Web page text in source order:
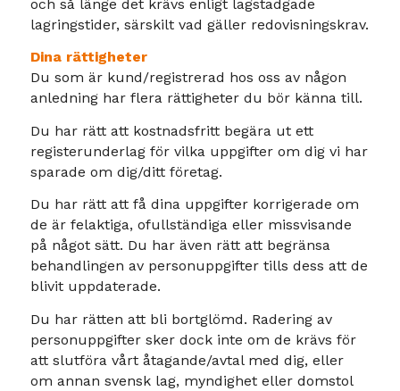
och så länge det krävs enligt lagstadgade
lagringstider, särskilt vad gäller redovisningskrav.
Dina rättigheter
Du som är kund/registrerad hos oss av någon
anledning har flera rättigheter du bör känna till.
Du har rätt att kostnadsfritt begära ut ett
registerunderlag för vilka uppgifter om dig vi har
sparade om dig/ditt företag.
Du har rätt att få dina uppgifter korrigerade om
de är felaktiga, ofullständiga eller missvisande
på något sätt. Du har även rätt att begränsa
behandlingen av personuppgifter tills dess att de
blivit uppdaterade.
Du har rätten att bli bortglömd. Radering av
personuppgifter sker dock inte om de krävs för
att slutföra vårt åtagande/avtal med dig, eller
om annan svensk lag, myndighet eller domstol